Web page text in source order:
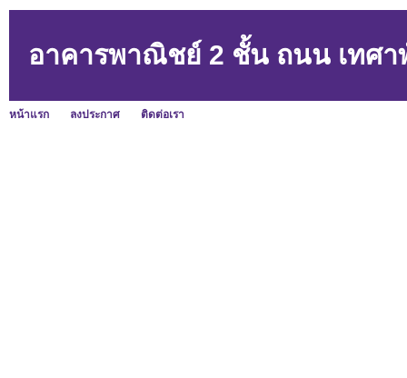
อาคารพาณิชย์ 2 ชั้น ถนน เทศ
หน้าแรก ลงประกาศ ติดต่อเรา